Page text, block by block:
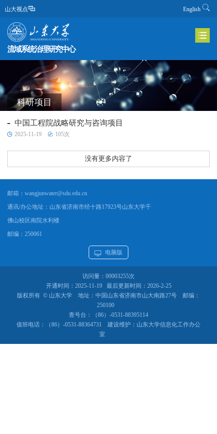
English
山大视点
流域系统治理研究中心
科研项目
中国工程院战略研究与咨询项目
2025-11-19 105次
没有更多内容了
邮箱： wangjunwater@sdu.edu.cn
通讯/办公地址： 山东省济南市经十路17923号山东大学千
佛山校区南院水利楼
邮编： 250061
电脑版
访问量： 00003255次
开通时间： 2025-11-19 最后更新时间： 2026-2-25
版权所有 © 山东大学 地址：中国山东省济南市山大南路27号 邮编：
250100
查号台：（86）-0531-88395114
值班电话：（86）-0531-88364731 建设维护：山东大学信息化工作办公
室